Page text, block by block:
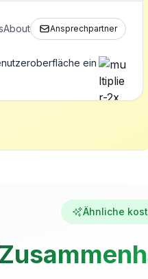
About Ansprechpartner
ein
Ähnliche